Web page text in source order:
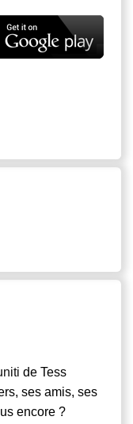
de Tess
ses amis, ses
encore ?